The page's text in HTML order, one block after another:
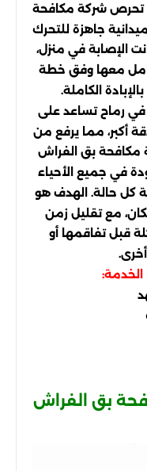
تحرص شركة مكافحة
جاهزة للتحرك
الإصابة في منزل،
معها وفق خطة
الكاملة.
في رماح تساعد على
أكبر، مما يرفع من
مكافحة بق الفراش
في جميع الأحياء
كل حالة. الهدف هو
مع تقليل زمن
قبل تفاقمها أو
الخدمة:
بق الفراش